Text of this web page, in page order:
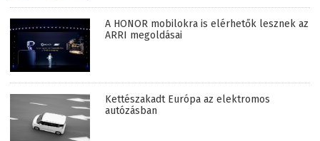
A HONOR mobilokra is elérhetők lesznek az
ARRI megoldásai
Kettészakadt Európa az elektromos
autózásban